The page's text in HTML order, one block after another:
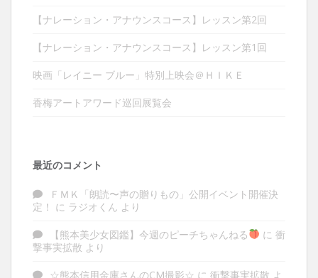
【ナレーション・アナウンスコース】レッスン第2回
【ナレーション・アナウンスコース】レッスン第1回
映画「レイニー ブルー」特別上映会＠ＨＩＫＥ
香梅アートアワード巡回展覧会
最近のコメント
ＦＭＫ「朗読〜声の贈りもの」公開イベント開催決
定！ に ラジオくん より
【熊本美少女図鑑】今週のピーチちゃんねる に 衝
撃事実拡散 より
☆熊本信用金庫さんのCM撮影☆ に 衝撃事実拡散 よ